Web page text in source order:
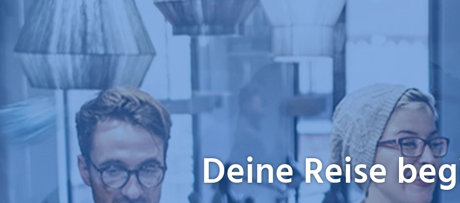
Deine Reise